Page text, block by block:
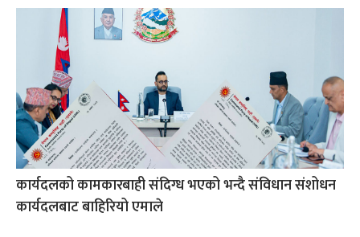
कार्यदलको कामकारबाही संदिग्ध भएको भन्दै संविधान संशोधन
कार्यदलबाट बाहिरियो एमाले